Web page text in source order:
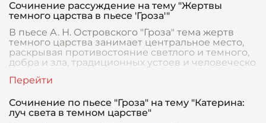
Сочинение рассуждение на тему "Жертвы
темного царства в пьесе 'Гроза'"
В пьесе А. Н. Островского "Гроза" тема жертв
темного царства занимает центральное место,
раскрывая противостояние светлого и темного,
добра и зла, традиционных устоев и человеческо
Сочинение по пьесе "Гроза" на тему "Катерина:
луч света в темном царстве"